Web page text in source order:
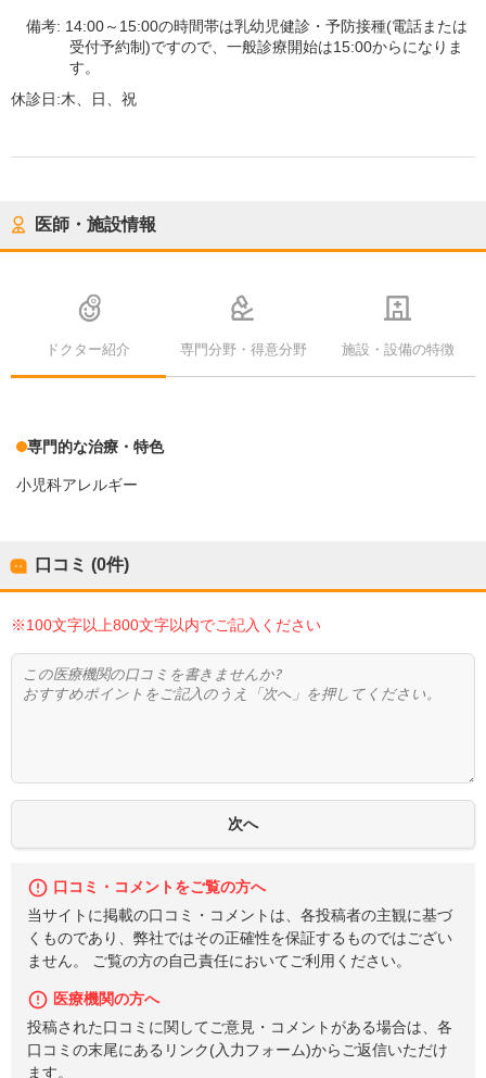
備考: 14:00～15:00の時間帯は乳幼児健診・予防接種(電話または
受付予約制)ですので、一般診療開始は15:00からになりま
す。
休診日:木、日、祝
医師・施設情報
ドクター紹介 専門分野・得意分野 施設・設備の特徴
専門的な治療・特色
小児科アレルギー
口コミ (0件)
※100文字以上800文字以内でご記入ください
口コミ・コメントをご覧の方へ
当サイトに掲載の口コミ・コメントは、各投稿者の主観に基づ
くものであり、弊社ではその正確性を保証するものではござい
ません。 ご覧の方の自己責任においてご利用ください。
医療機関の方へ
投稿された口コミに関してご意見・コメントがある場合は、各
口コミの末尾にあるリンク(入力フォーム)からご返信いただけ
ます。